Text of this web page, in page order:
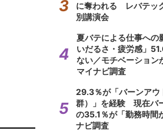
に奪われる レバテッ
別講演会
夏バテによる仕事へ
いだるさ・疲労感」
ない／モチベーショ
マイナビ調査
29.3％が「バーンアウ
群）」を経験 現在バ
の35.1％が「勤務時
ナビ調査